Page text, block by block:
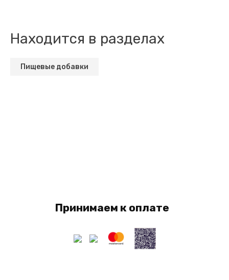
Находится в разделах
Пищевые добавки
Принимаем к оплате